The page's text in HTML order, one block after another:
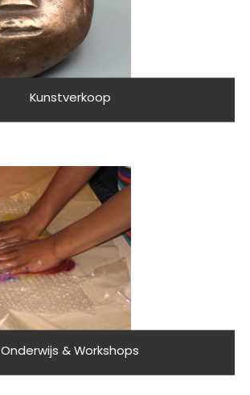
Kunstverkoop
Onderwijs & Workshops